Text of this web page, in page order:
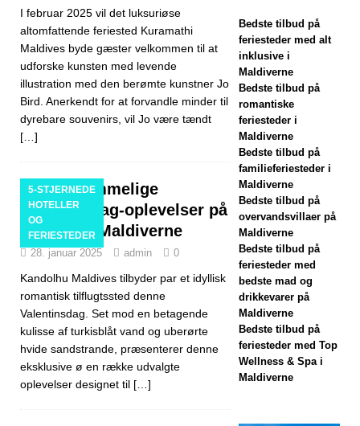
FERIESTEDER
[21. november
2025]
Friday-tilbud på
Dhawa Ihuru
TILBUD
[17. november
2025]
Cinnamon
Hotels &
Resorts
Maldives
lancerer største
I februar 2025 vil det luksuriøse
altomfattende feriested Kuramathi
Maldives byde gæster velkommen til at
udforske kunsten med levende
illustration med den berømte kunstner Jo
Bird. Anerkendt for at forvandle minder til
dyrebare souvenirs, vil Jo være tændt
[…]
5-STJERNEDE
HOTELLER
OG
FERIESTEDER
Uforglemmelige
Valentinsdag-oplevelser på
Kandolhu Maldiverne
28. januar 2025 admin 0
Kandolhu Maldives tilbyder par et idyllisk
romantisk tilflugtssted denne
Valentinsdag. Set mod en betagende
kulisse af turkisblåt vand og uberørte
hvide sandstrande, præsenterer denne
eksklusive ø en række udvalgte
oplevelser designet til […]
Bedste tilbud på
feriesteder med alt
inklusive i
Maldiverne
Bedste tilbud på
romantiske
feriesteder i
Maldiverne
Bedste tilbud på
familieferiesteder i
Maldiverne
Bedste tilbud på
overvandsvillaer på
Maldiverne
Bedste tilbud på
feriesteder med
bedste mad og
drikkevarer på
Maldiverne
Bedste tilbud på
feriesteder med Top
Wellness & Spa i
Maldiverne